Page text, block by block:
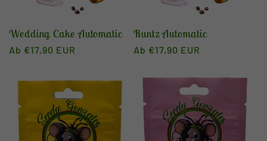
Wedding Cake Automatic
Normaler
Ab €17,90 EUR
Runtz Automatic
Normaler
Ab €17,90 EUR